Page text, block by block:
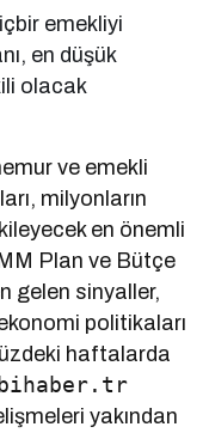
emekliyi
en düşük
olacak
ve emekli
milyonların
en önemli
Plan ve Bütçe
gelen sinyaller,
politikaları
haftalarda
yakından